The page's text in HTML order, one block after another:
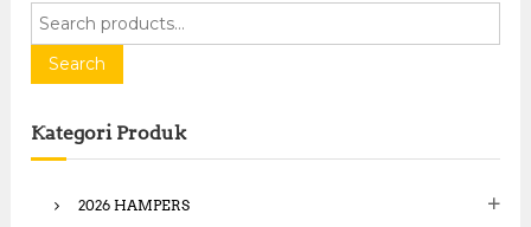
r
h
f
Search
Kategori Produk
2026 HAMPERS